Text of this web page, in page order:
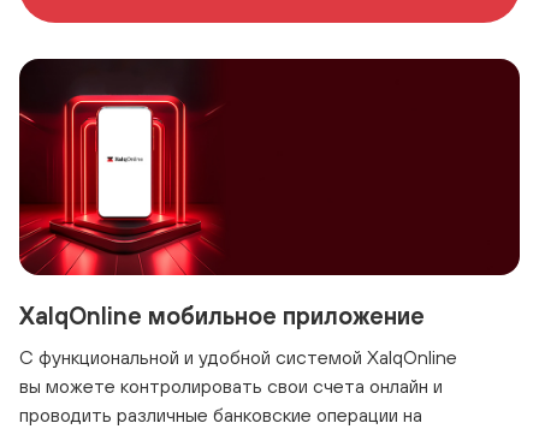
XalqOnline мобильное приложение
С функциональной и удобной системой XalqOnline
вы можете контролировать свои счета онлайн и
проводить различные банковские операции на